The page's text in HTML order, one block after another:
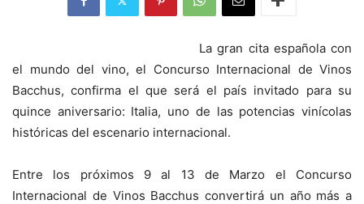
La gran cita española con
el mundo del vino, el Concurso Internacional de Vinos
Bacchus, confirma el que será el país invitado para su
quince aniversario: Italia, uno de las potencias vinícolas
históricas del escenario internacional.
Entre los próximos 9 al 13 de Marzo el Concurso
Internacional de Vinos Bacchus convertirá un año más a